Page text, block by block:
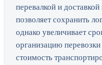
перевалкой и
позволяет сохранить
однако увеличивает
организацию
стоимость